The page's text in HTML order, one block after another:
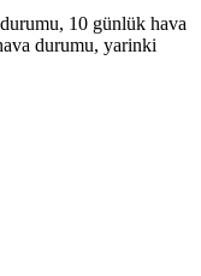
10 günlük hava
durumu, yarinki